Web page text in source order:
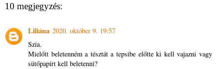
10 megjegyzés:
Liliána 2020. október 9. 19:57
Szia.
Mielőtt beletenném a tésztát a tepsibe előtte ki kell vajazni vagy
sütőpapírt kell beletenni?